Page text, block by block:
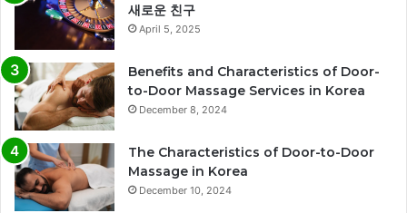
새로운 친구
April 5, 2025
Benefits and Characteristics of Door-
to-Door Massage Services in Korea
December 8, 2024
The Characteristics of Door-to-Door
Massage in Korea
December 10, 2024